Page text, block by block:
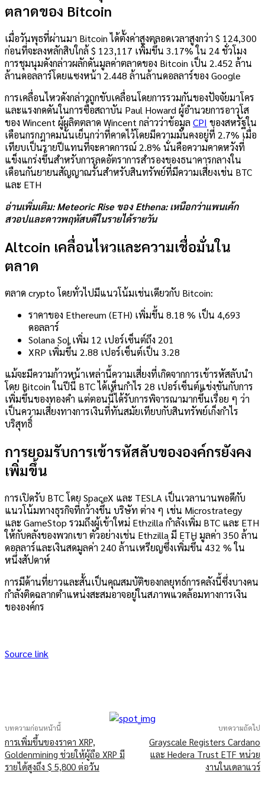
ตลาดของ Bitcoin
เมื่อวันพุธที่ผ่านมา Bitcoin ได้ตั้งค่าสูงตลอดเวลาสูงกว่า $ 124,300
ก่อนที่จะลงหลักสิบใกล้ $ 123,117 เพิ่มขึ้น 3.17% ใน 24 ชั่วโมง
การชุมนุมดังกล่าวผลักดันมูลค่าตลาดของ Bitcoin เป็น 2.452 ล้าน
ล้านดอลลาร์โดยแซงหน้า 2.448 ล้านล้านดอลลาร์ของ Google
การเคลื่อนไหวดังกล่าวถูกขับเคลื่อนโดยการรวมกันของปัจจัยมาโคร
และแรงกดดันในการซื้อสถาบัน Paul Howard ผู้อำนวยการอาวุโส
ของ Wincent ผู้ผลิตตลาด Wincent กล่าวว่าข้อมูล CPI ของสหรัฐใน
เดือนกรกฎาคมนั้นเย็นกว่าที่คาดไว้โดยมีความมั่นคงอยู่ที่ 2.7% เมื่อ
เทียบเป็นรายปีแทนที่จะคาดการณ์ 2.8% นั่นคือความคาดหวังที่
แข็งแกร่งขึ้นสำหรับการลดอัตราการสำรองของธนาคารกลางใน
เดือนกันยายนสัญญาณรั้นสำหรับสินทรัพย์ที่มีความเสี่ยงเช่น BTC
และ ETH
อ่านเพิ่มเติม: Meteoric Rise ของ Ethena: เหนือกว่าแพนเค้ก
สวอปและดาวพฤหัสบดีในรายได้รายวัน
Altcoin เคลื่อนไหวและความเชื่อมั่นใน
ตลาด
ตลาด crypto โดยทั่วไปมีแนวโน้มเช่นเดียวกับ Bitcoin:
ราคาของ Ethereum (ETH) เพิ่มขึ้น 8.18 % เป็น 4,693
ดอลลาร์
Solana Sol เพิ่ม 12 เปอร์เซ็นต์ถึง 201
XRP เพิ่มขึ้น 2.88 เปอร์เซ็นต์เป็น 3.28
แม้จะมีความก้าวหน้าเหล่านี้ความเสี่ยงที่เกิดจากการเข้ารหัสลับนำ
โดย Bitcoin ในปีนี้ BTC ได้เห็นกำไร 28 เปอร์เซ็นต์แข่งขันกับการ
เพิ่มขึ้นของทองคำ แต่ตอนนี้ได้รับการพิจารณามากขึ้นเรื่อย ๆ ว่า
เป็นความเสี่ยงทางการเงินที่ทันสมัยเทียบกับสินทรัพย์เก็งกำไร
บริสุทธิ์
การยอมรับการเข้ารหัสลับขององค์กรยังคง
เพิ่มขึ้น
การเปิดรับ BTC โดย SpaceX และ TESLA เป็นเวลานานพอดีกับ
แนวโน้มทางธุรกิจที่กว้างขึ้น บริษัท ต่าง ๆ เช่น Microstrategy
และ GameStop รวมถึงผู้เข้าใหม่ Ethzilla กำลังเพิ่ม BTC และ ETH
ให้กับคลังของพวกเขา ตัวอย่างเช่น Ethzilla มี ETH มูลค่า 350 ล้าน
ดอลลาร์และเงินสดมูลค่า 240 ล้านเหรียญซึ่งเพิ่มขึ้น 432 % ใน
หนึ่งสัปดาห์
การมีด้านที่ยาวและสั้นเป็นคุณสมบัติของกลยุทธ์การคลังนี้ซึ่งบางคน
กำลังติดฉลากตำแหน่งสะสมอาจอยู่ในสภาพแวดล้อมทางการเงิน
ขององค์กร
Source link
บทความก่อนหน้านี้
การเพิ่มขึ้นของราคา XRP,
Goldenmining ช่วยให้ผู้ถือ XRP มี
รายได้สูงถึง $ 5,800 ต่อวัน
บทความถัดไป
Grayscale Registers Cardano
และ Hedera Trust ETF หน่วย
งานในเดลาแวร์